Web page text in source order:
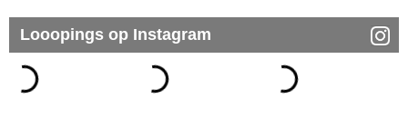
Looopings op Instagram